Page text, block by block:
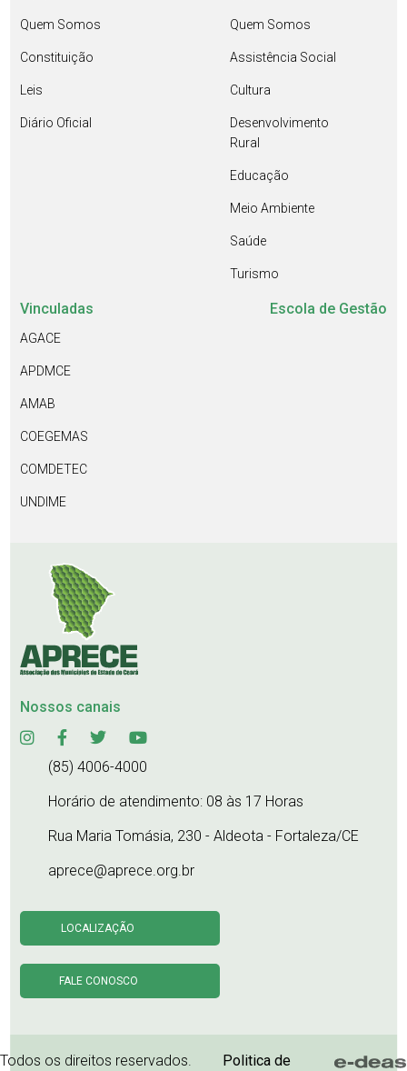
Quem Somos
Constituição
Leis
Diário Oficial
Quem Somos
Assistência Social
Cultura
Desenvolvimento
Rural
Educação
Meio Ambiente
Saúde
Turismo
Vinculadas
AGACE
APDMCE
AMAB
COEGEMAS
COMDETEC
UNDIME
Escola de Gestão
Nossos canais
(85) 4006-4000
Horário de atendimento: 08 às 17 Horas
Rua Maria Tomásia, 230 - Aldeota - Fortaleza/CE
aprece@aprece.org.br
LOCALIZAÇÃO
FALE CONOSCO
Todos os direitos reservados. Politica de